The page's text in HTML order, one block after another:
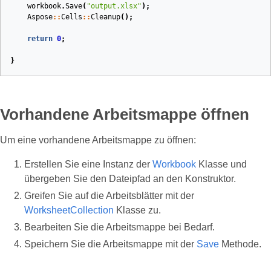
workbook.Save( "output.xlsx" );
Aspose::Cells ::Cleanup();
return 0;
}
Vorhandene Arbeitsmappe öffnen
Um eine vorhandene Arbeitsmappe zu öffnen:
Erstellen Sie eine Instanz der Workbook Klasse und
übergeben Sie den Dateipfad an den Konstruktor.
Greifen Sie auf die Arbeitsblätter mit der
WorksheetCollection Klasse zu.
Bearbeiten Sie die Arbeitsmappe bei Bedarf.
Speichern Sie die Arbeitsmappe mit der Save Methode.